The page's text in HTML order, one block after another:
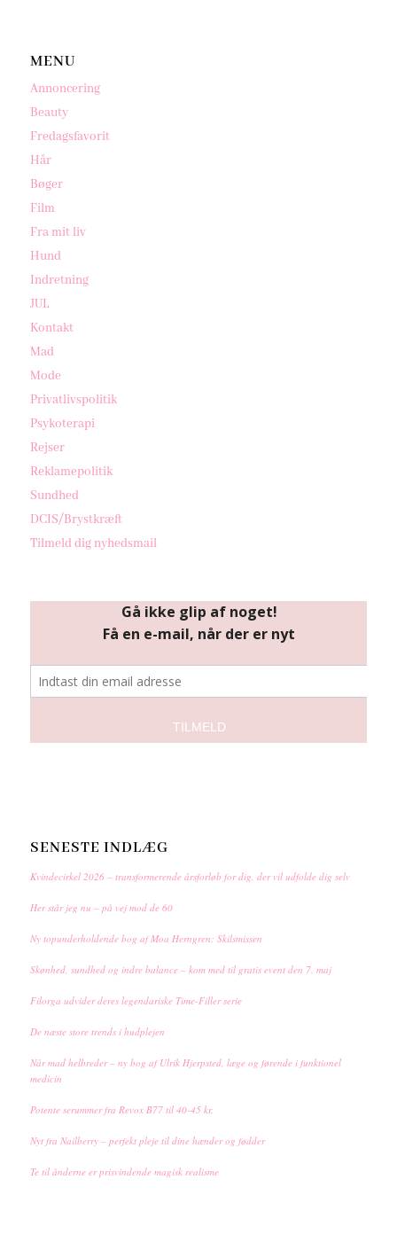
MENU
Annoncering
Beauty
Fredagsfavorit
Hår
Bøger
Film
Fra mit liv
Hund
Indretning
JUL
Kontakt
Mad
Mode
Privatlivspolitik
Psykoterapi
Rejser
Reklamepolitik
Sundhed
DCIS/Brystkræft
Tilmeld dig nyhedsmail
SENESTE INDLÆG
Kvindecirkel 2026 – transformerende årsforløb for dig, der vil udfolde dig selv
Her står jeg nu – på vej mod de 60
Ny topunderholdende bog af Moa Herngren: Skilsmissen
Skønhed, sundhed og indre balance – kom med til gratis event den 7. maj
Filorga udvider deres legendariske Time-Filler serie
De næste store trends i hudplejen
Når mad helbreder – ny bog af Ulrik Hjerpsted, læge og førende i funktionel
medicin
Potente serummer fra Revox B77 til 40-45 kr.
Nyt fra Nailberry – perfekt pleje til dine hænder og fødder
Te til ånderne er prisvindende magisk realisme